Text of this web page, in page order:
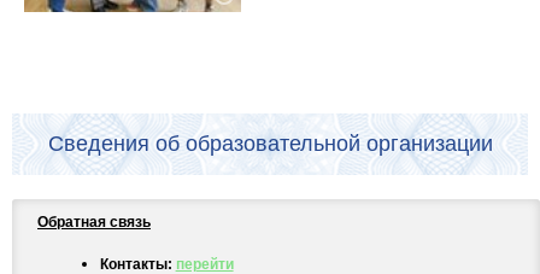
Сведения об образовательной организации
Обратная связь
Контакты: перейти